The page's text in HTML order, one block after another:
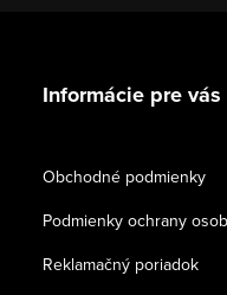
Informácie pre vás
Obchodné podmienky
Podmienky ochrany
Reklamačný poriadok